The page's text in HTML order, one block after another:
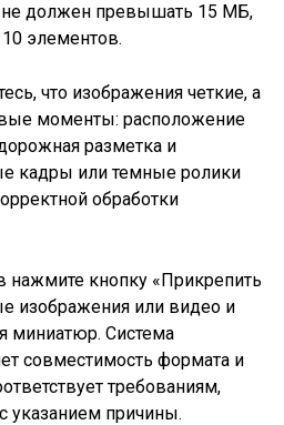
должен превышать 15 МБ,
элементов.
что изображения четкие, а
моменты: расположение
разметка и
кадры или темные ролики
обработки
нажмите кнопку «Прикрепить
изображения или видео и
миниатюр. Система
совместимость формата и
требованиям,
указанием причины.